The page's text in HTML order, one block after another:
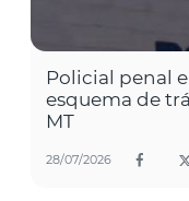
Policial penal
esquema de
MT
28/07/2026